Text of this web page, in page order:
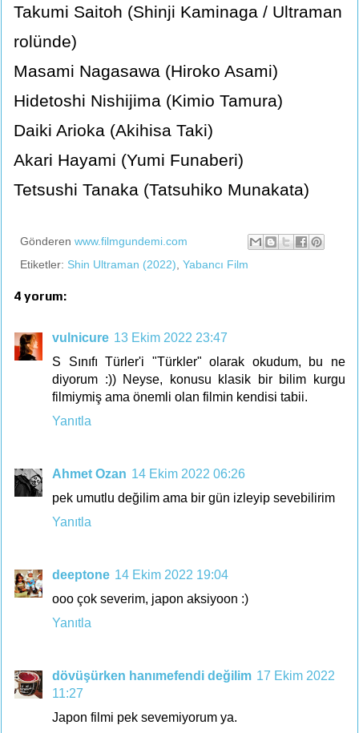
Takumi Saitoh (Shinji Kaminaga / Ultraman
rolünde)
Masami Nagasawa (Hiroko Asami)
Hidetoshi Nishijima (Kimio Tamura)
Daiki Arioka (Akihisa Taki)
Akari Hayami (Yumi Funaberi)
Tetsushi Tanaka (Tatsuhiko Munakata)
Gönderen www.filmgundemi.com
Etiketler: Shin Ultraman (2022) Yabancı Film
4 yorum:
vulnicure 13 Ekim 2022 23:47
S Sınıfı Türler'i "Türkler" olarak okudum, bu ne
diyorum :)) Neyse, konusu klasik bir bilim kurgu
filmiymiş ama önemli olan filmin kendisi tabii.
Yanıtla
Ahmet Ozan 14 Ekim 2022 06:26
pek umutlu değilim ama bir gün izleyip sevebilirim
Yanıtla
deeptone 14 Ekim 2022 19:04
ooo çok severim, japon aksiyoon :)
Yanıtla
dövüşürken hanımefendi değilim 17 Ekim 2022
11:27
Japon filmi pek sevemiyorum ya.